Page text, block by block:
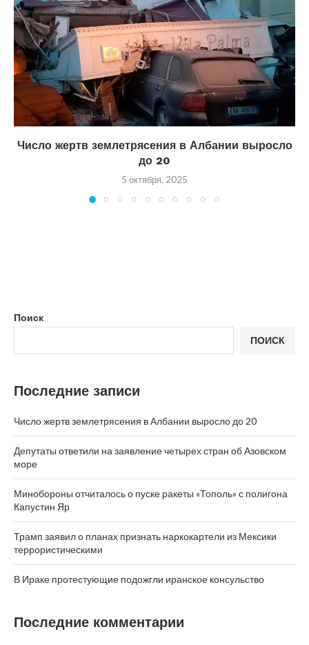
Число жертв землетрясения в Албании выросло
до 20
5 октября, 2025
Поиск
ПОИСК
Последние записи
Число жертв землетрясения в Албании выросло до 20
Депутаты ответили на заявление четырех стран об Азовском
море
Минобороны отчиталось о пуске ракеты «Тополь» с полигона
Капустин Яр
Трамп заявил о планах признать наркокартели из Мексики
террористическими
В Ираке протестующие подожгли иранское консульство
Последние комментарии